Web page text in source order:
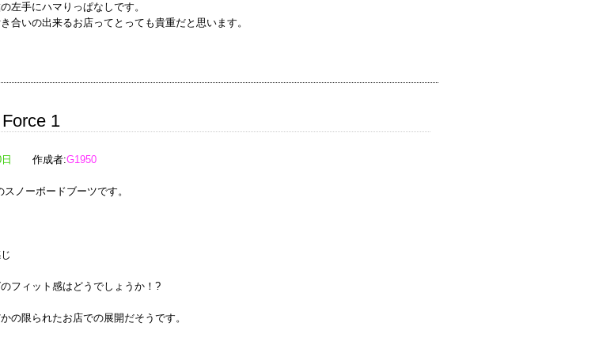
左手にハマりっぱなしです。
合いの出来るお店ってとっても貴重だと思います。
1
作成者:G1950
ノーボードブーツです。
フィット感はどうでしょうか！?
の限られたお店での展開だそうです。